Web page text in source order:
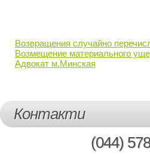
Возвращения случайно
Возмещение материального
Адвокат м.Минская
Контакти
(044)